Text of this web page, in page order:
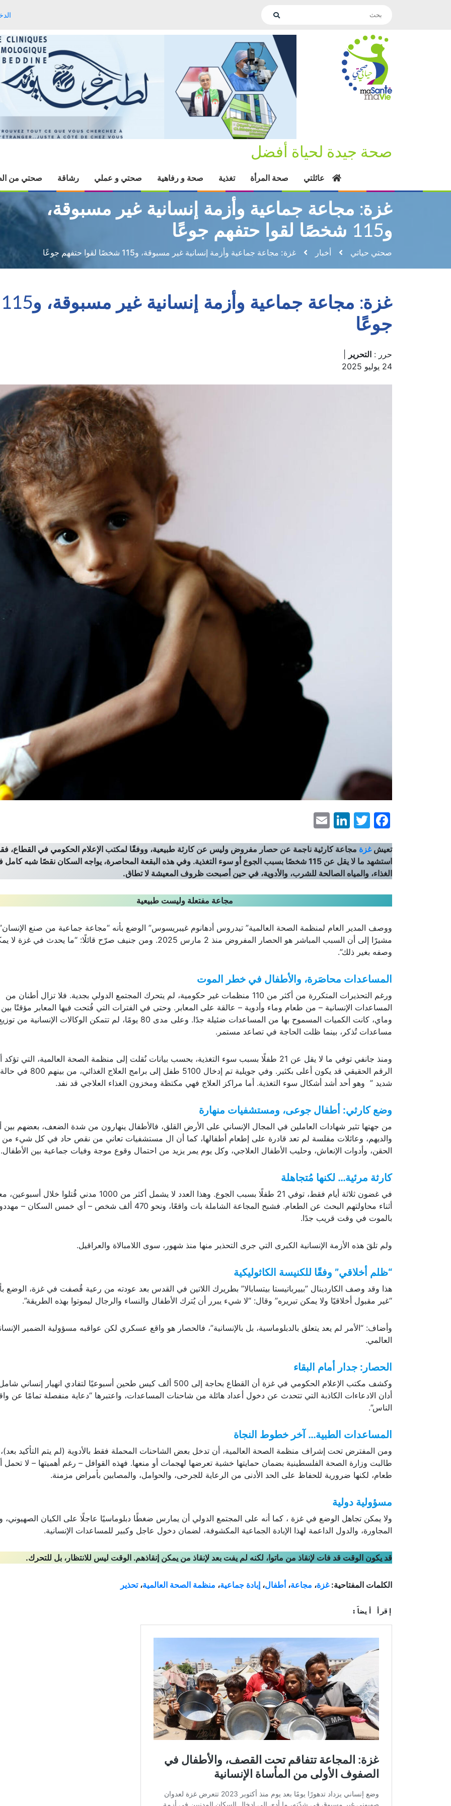
صحة جيدة لحياة أفضل
عائلتي صحة المرأة تغذية صحة و رفاهية صحتي و عملي رشاقة صحتي من
غزة: مجاعة جماعية وأزمة إنسانية غير مسبوقة،
و115 شخصًا لقوا حتفهم جوعًا
صحتي حياتي أخبار غزة: مجاعة جماعية وأزمة إنسانية غير مسبوقة، و115 شخصًا لقوا حتفهم جوعًا
جوعًا
حرر : التحرير
24 يوليو 2025
Facebook
Twitter
LinkedIn
تعيشغزة مجاعة كارثية ناجمة عن حصار مفروض وليس عن كارثة طبيعية، ووفقًا لمكتب الإعلام الحكومي في القطاع،
استشهد ما لا يقل عن 115 شخصًا بسبب الجوع أو سوء التغذية. وفي هذه البقعة المحاصرة، يواجه السكان نقصًا شبه
الغذاء، والمياه الصالحة للشرب، والأدوية، في حين أصبحت ظروف المعيشة لا تطاق.
مجاعة مفتعلة وليست طبيعية
ووصف المدير العام لمنظمة الصحة العالمية” تيدروس أدهانوم غيبريسوس” الوضع بأنه “مجاعة جماعية من صنع
مشيرًا إلى أن السبب المباشر هو الحصار المفروض منذ 2 مارس 2025. ومن جنيف صرّح قائلًا: “ما يحدث في غزة
وصفه بغير ذلك”.
المساعدات محاصَرة، والأطفال في خطر الموت
ورغم التحذيرات المتكررة من أكثر من 110 منظمات غير حكومية، لم يتحرك المجتمع الدولي بجدية. فلا تزال أطنان من
المساعدات الإنسانية – من طعام وماء وأدوية – عالقة على المعابر. وحتى في الفترات التي فُتحت فيها المعابر مؤقتًا
وماي، كانت الكميات المسموح بها من المساعدات ضئيلة جدًا. وعلى مدى 80 يومًا، لم تتمكن الوكالات الإنسانية
مساعدات تُذكر، بينما ظلت الحاجة في تصاعد مستمر.
ومنذ جانفي توفي ما لا يقل عن 21 طفلًا بسبب سوء التغذية، بحسب بيانات نُقلت إلى منظمة الصحة العالمية، التي
الرقم الحقيقي قد يكون أعلى بكثير. وفي جويلية تم إدخال 5100
شديد ” وهو أحد أشد أشكال سوء التغذية. أما مراكز العلاج فهي مكتظة ومخزون الغذاء العلاجي قد نفد.
وضع كارثي: أطفال جوعى، ومستشفيات منهارة
من جهتها تثير شهادات العاملين في المجال الإنساني على الأرض القلق، فالأطفال ينهارون من شدة الضعف، بعضهم بين
والديهم، وعائلات مفلسة لم تعد قادرة على إطعام أطفالها، كما أن ال مستشفيات تعاني من نقص حاد في كل شيء
الحقن، وأدوات الإنعاش، وحليب الأطفال العلاجي، وكل يوم يمر يزيد من احتمال وقوع موجة وفيات جماعية بين الأطفال.
كارثة مرئية… لكنها مُتجاهلة
في غضون ثلاثة أيام فقط، توفي 21 طفلًا بسبب الجوع. وهذا العدد لا يشمل أكثر من 1000 مدني
أثناء محاولتهم البحث عن الطعام. فشبح المجاعة الشاملة بات واقعًا، ونحو 470 ألف شخص – أي خمس السكان –
بالموت في وقت قريب جدًا.
ولم تلقَ هذه الأزمة الإنسانية الكبرى التي جرى التحذير منها منذ شهور، سوى اللامبالاة والعراقيل.
“ظلم أخلاقي” وفقًا للكنيسة الكاثوليكية
هذا وقد وصف الكاردينال ”بييرباتيستا بيتسابالا” بطريرك اللاتين في القدس بعد عودته من رعية قُصفت في غزة، الوضع
“غير مقبول أخلاقيًا ولا يمكن تبريره” وقال: “لا شيء يبرر أن يُترك الأطفال والنساء والرجال ليموتوا بهذه الطريقة”.
وأضاف: “الأمر لم يعد يتعلق بالدبلوماسية، بل بالإنسانية”، فالحصار هو واقع عسكري لكن عواقبه مسؤولية الضمير
العالمي.
الحصار: جدار أمام البقاء
وكشف مكتب الإعلام الحكومي في غزة أن القطاع بحاجة إلى 500 ألف كيس طحين أسبوعيًا لتفادي انهيار
أدان الادعاءات الكاذبة التي تتحدث عن دخول أعداد هائلة من شاحنات المساعدات، واعتبرها “دعاية منفصلة تمامًا عن
الناس”.
المساعدات الطبية… آخر خطوط النجاة
ومن المفترض تحت إشراف منظمة الصحة العالمية، أن تدخل بعض الشاحنات المحملة فقط بالأدوية (لم يتم التأكيد
طالبت وزارة الصحة الفلسطينية بضمان حمايتها خشية تعرضها لهجمات أو منعها. فهذه القوافل – رغم أهميتها – لا تحمل
طعام، لكنها ضرورية للحفاظ على الحد الأدنى من الرعاية للجرحى، والحوامل، والمصابين بأمراض مزمنة.
مسؤولية دولية
ولا يمكن تجاهل الوضع في غزة ، كما أنه على المجتمع الدولي أن يمارس ضغطًا دبلوماسيًا عاجلًا على الكيان الصهيوني،
المجاورة، والدول الداعمة لهذا الإبادة الجماعية المكشوفة، لضمان دخول عاجل وكبير للمساعدات الإنسانية.
قد يكون الوقت قد فات لإنقاذ من ماتوا، لكنه لم يفت بعد لإنقاذ من يمكن إنقاذهم. الوقت ليس للانتظار، بل للتحرك.
الكلمات المفتاحية:غزة، مجاعة، أطفال، إبادة جماعية، منظمة الصحة العالمية،تحذير
إقرأ أيضاً: